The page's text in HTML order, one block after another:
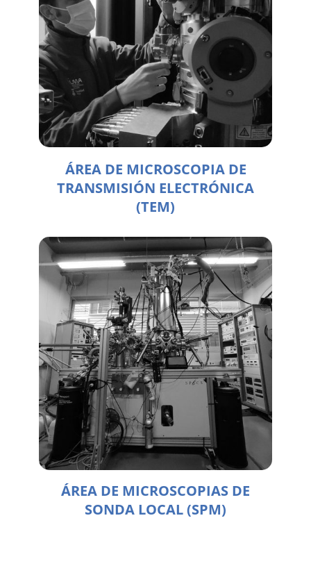
ÁREA DE MICROSCOPIA DE
TRANSMISIÓN ELECTRÓNICA
(TEM)
ÁREA DE MICROSCOPIAS DE
SONDA LOCAL (SPM)